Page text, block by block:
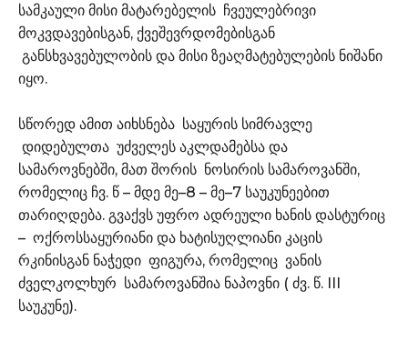
სამკაული მისი მატარებელის ჩვეულებრივი
მოკვდავებისგან, ქვეშევრდომებისგან
განსხვავებულობის და მისი ზეაღმატებულების ნიშანი
იყო.
სწორედ ამით აიხსნება საყურის სიმრავლე
დიდებულთა უძველეს აკლდამებსა და
სამაროვნებში, მათ შორის ნოსირის სამაროვანში,
რომელიც ჩვ. წ – მდე მე–8 – მე–7 საუკუნეებით
თარიღდება. გვაქვს უფრო ადრეული ხანის დასტურიც
– ოქროსსაყურიანი და ხატისუღლიანი კაცის
რკინისგან ნაჭედი ფიგურა, რომელიც ვანის
ძველკოლხურ სამაროვანშია ნაპოვნი ( ძვ. წ. III
საუკუნე).